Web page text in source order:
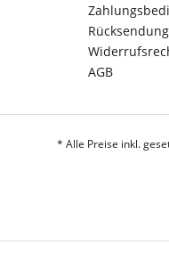
AGB
* Alle Preise inkl.